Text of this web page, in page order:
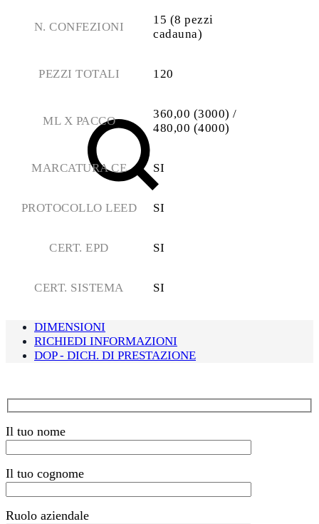
LAVORA CON NOI
ENG
FRA
N. CONFEZIONI
15 (8 pezzi
cadauna)
PEZZI TOTALI 120
ML X PACCO
360,00 (3000) /
480,00 (4000)
MARCATURA CE SI
PROTOCOLLO LEED SI
CERT. EPD SI
CERT. SISTEMA SI
DIMENSIONI
RICHIEDI INFORMAZIONI
DOP - DICH. DI PRESTAZIONE
Il tuo nome
Il tuo cognome
Ruolo aziendale